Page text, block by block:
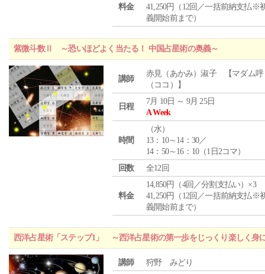
料金
41,250円（12回／一括前納支払※
義開始前まで）
紫微斗数Ⅱ ～恐いほどよく当たる！ 中国占星術の奥義～
講師
赤見（あかみ）淑子 【マダム呼
（ココ）】
日程
7月 10日 ～ 9月 25日
A Week
時間
（水）
13：10～14：30／
14：50～16：10（1日2コマ）
回数
全12回
料金
14,850円（4回／分割支払い）×3
41,250円（12回／一括前納支払※
義開始前まで）
西洋占星術「ステップ1」 ～西洋占星術の第一歩をじっくり楽しく身
講師 狩野 みどり